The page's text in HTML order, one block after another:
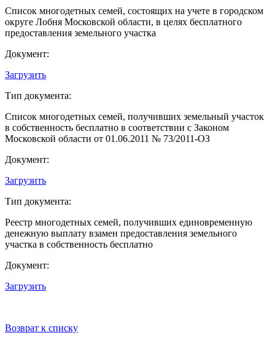
Список многодетных семей, состоящих на учете в городском
округе Лобня Московской области, в целях бесплатного
предоставления земельного участка
Документ:
Загрузить
Тип документа:
Список многодетных семей, получивших земельный участок
в собственность бесплатно в соответствии с Законом
Московской области от 01.06.2011 № 73/2011-ОЗ
Документ:
Загрузить
Тип документа:
Реестр многодетных семей, получивших единовременную
денежную выплату взамен предоставления земельного
участка в собственность бесплатно
Документ:
Загрузить
Возврат к списку